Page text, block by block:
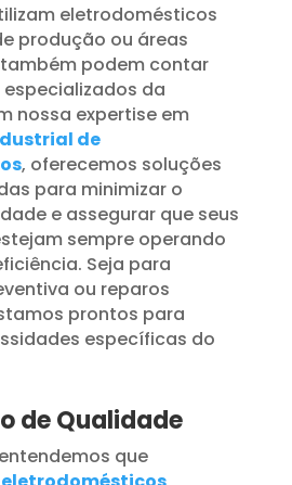
eletrodomésticos
produção ou áreas
podem contar
da
nossa expertise em
de
, oferecemos soluções
para minimizar o
e assegurar que seus
sempre operando
Seja para
ou reparos
prontos para
específicas do
de Qualidade
que